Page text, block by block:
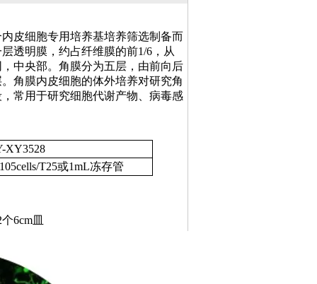
皮细胞专用培养基培养筛选制备而
透明膜，约占纤维膜的前1/6，从
中央部。角膜分为五层，由前向后
角膜内皮细胞的体外培养对研究角
常用于研究细胞代谢产物、病毒感
XY3528
T25或1mL冻存管
6cm皿